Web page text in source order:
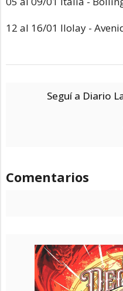
12 al 16/01 Ilolay -
Seguí a Diario
Comentarios